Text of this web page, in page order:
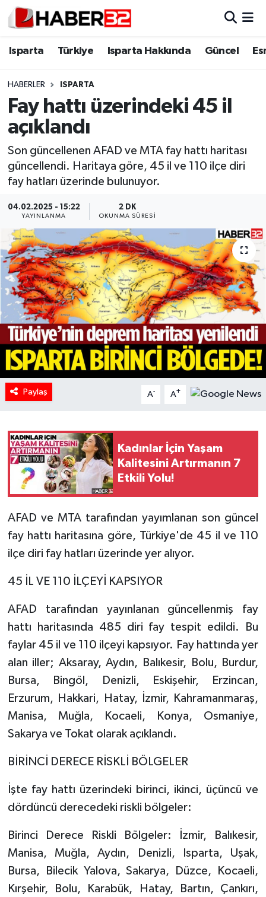
Isparta Türkiye Isparta Hakkında Güncel
HABERLER ISPARTA
Fay hattı üzerindeki 45 il
açıklandı
Son güncellenen AFAD ve MTA fay hattı haritası
güncellendi. Haritaya göre, 45 il ve 110 ilçe diri
fay hatları üzerinde bulunuyor.
04.02.2025 - 15:22
YAYINLANMA
2 DK
OKUNMA SÜRESI
Paylaş A- A+
Kadınlar İçin Yaşam
Kalitesini Artırmanın 7
Etkili Yolu!
AFAD ve MTA tarafından yayımlanan son güncel
fay hattı haritasına göre, Türkiye'de 45 il ve 110
ilçe diri fay hatları üzerinde yer alıyor.
45 İL VE 110 İLÇEYİ KAPSIYOR
AFAD tarafından yayınlanan güncellenmiş fay
hattı haritasında 485 diri fay tespit edildi. Bu
faylar 45 il ve 110 ilçeyi kapsıyor. Fay hattında yer
alan iller; Aksaray, Aydın, Balıkesir, Bolu, Burdur,
Bursa, Bingöl, Denizli, Eskişehir, Erzincan,
Erzurum, Hakkari, Hatay, İzmir, Kahramanmaraş,
Manisa, Muğla, Kocaeli, Konya, Osmaniye,
Sakarya ve Tokat olarak açıklandı.
BİRİNCİ DERECE RİSKLİ BÖLGELER
İşte fay hattı üzerindeki birinci, ikinci, üçüncü ve
dördüncü derecedeki riskli bölgeler:
Birinci Derece Riskli Bölgeler: İzmir, Balıkesir,
Manisa, Muğla, Aydın, Denizli, Isparta, Uşak,
Bursa, Bilecik Yalova, Sakarya, Düzce, Kocaeli,
Kırşehir, Bolu, Karabük, Hatay, Bartın, Çankırı,
Isparta
Esnaf Diyor ki;
ASAYİŞ
BİLİM VE TEKNOLOJİ
GENEL
Güncel
HABERDE İNSAN
İlginç
KÜLTÜR SANAT
MAGAZİN
POLİTİKA
RESMİ İLANLAR
SAĞLIK
Spor
Tarihi Yapılarımız
Yerel
İletişim
Künye
Isparta Nöbetçi Eczaneler
Isparta Trafik Yoğunluk Haritası
Süper Lig Puan Durumu ve Fikstür
Tüm Manşetler
Haber Arşivi